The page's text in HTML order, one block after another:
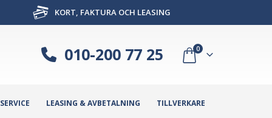
KORT, FAKTURA OCH LEASING
010-200 77 25 0
LEASING & AVBETALNING TILLVERKARE